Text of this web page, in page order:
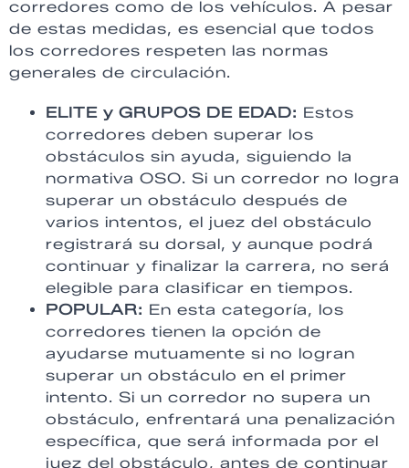
corredores como de los vehículos. A pesar
de estas medidas, es esencial que todos
los corredores respeten las normas
generales de circulación.
ELITE y GRUPOS DE EDAD: Estos
corredores deben superar los
obstáculos sin ayuda, siguiendo la
normativa OSO. Si un corredor no logra
superar un obstáculo después de
varios intentos, el juez del obstáculo
registrará su dorsal, y aunque podrá
continuar y finalizar la carrera, no será
elegible para clasificar en tiempos.
POPULAR: En esta categoría, los
corredores tienen la opción de
ayudarse mutuamente si no logran
superar un obstáculo en el primer
intento. Si un corredor no supera un
obstáculo, enfrentará una penalización
específica, que será informada por el
juez del obstáculo, antes de continuar